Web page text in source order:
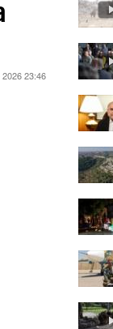
23:46